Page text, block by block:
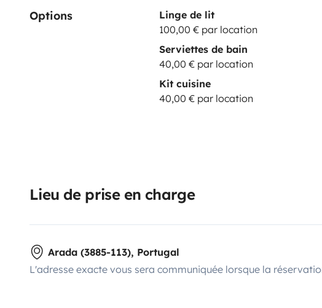
Options
Linge de lit
100,00 € par location
Serviettes de bain
40,00 € par location
Kit cuisine
40,00 € par location
Lieu de prise en charge
Arada (3885-113), Portugal
L'adresse exacte vous sera communiquée lorsque la